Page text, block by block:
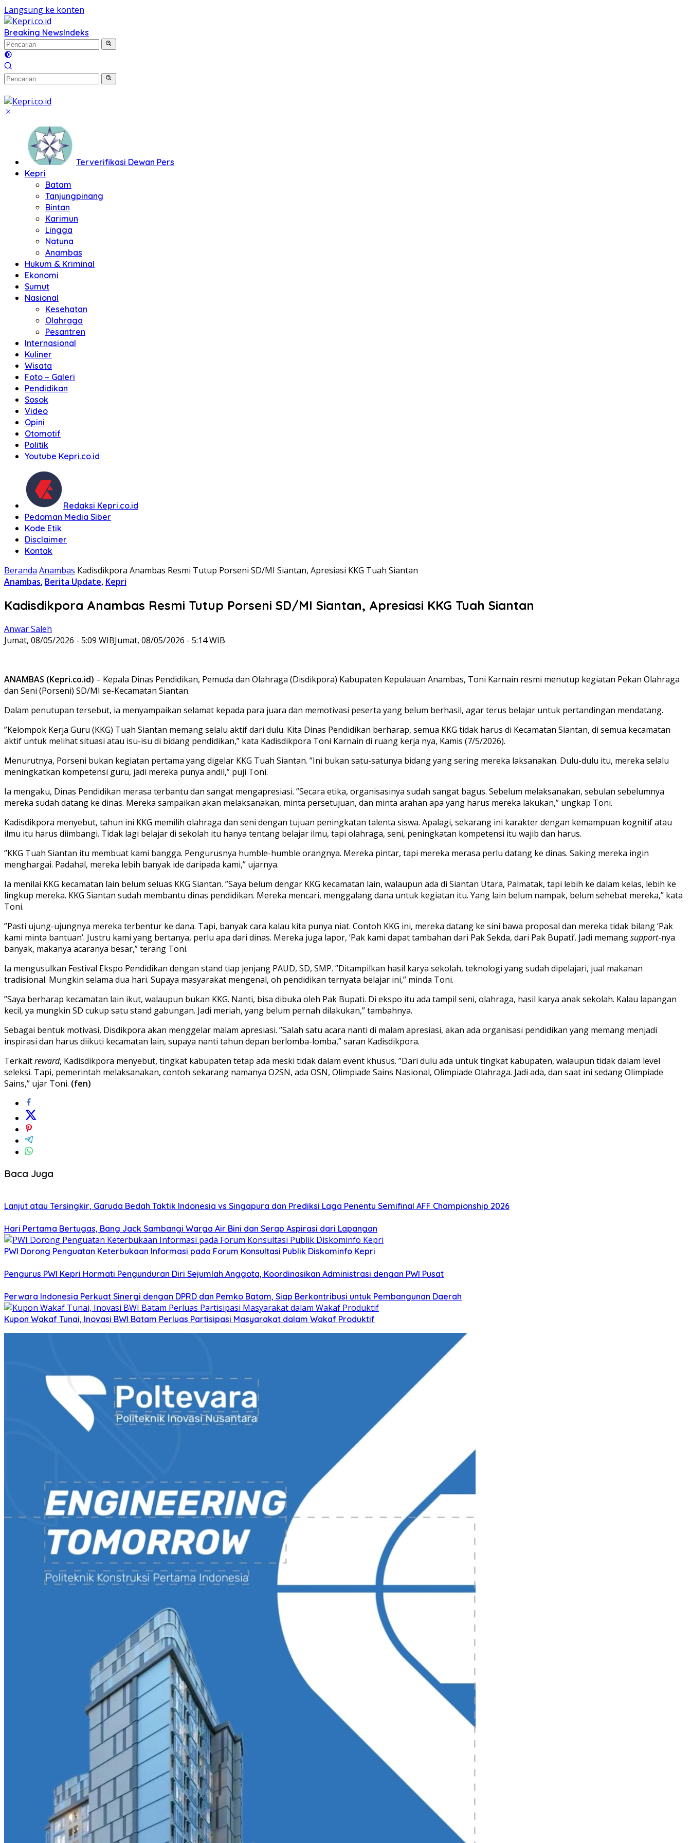
Langsung ke konten
Breaking NewsIndeks
Terverifikasi Dewan Pers
Kepri
Batam
Tanjungpinang
Bintan
Karimun
Lingga
Natuna
Anambas
Hukum & Kriminal
Ekonomi
Sumut
Nasional
Kesehatan
Olahraga
Pesantren
Internasional
Kuliner
Wisata
Foto – Galeri
Pendidikan
Sosok
Video
Opini
Otomotif
Politik
Youtube Kepri.co.id
Redaksi Kepri.co.id
Pedoman Media Siber
Kode Etik
Disclaimer
Kontak
Beranda Anambas Kadisdikpora Anambas Resmi Tutup Porseni SD/MI Siantan, Apresiasi KKG Tuah Siantan
Anambas, Berita Update, Kepri
Kadisdikpora Anambas Resmi Tutup Porseni SD/MI Siantan, Apresiasi KKG Tuah Siantan
Anwar Saleh
Jumat, 08/05/2026 - 5:09 WIBJumat, 08/05/2026 - 5:14 WIB
ANAMBAS (Kepri.co.id) – Kepala Dinas Pendidikan, Pemuda dan Olahraga (Disdikpora) Kabupaten Kepulauan Anambas, Toni Karnain resmi menutup kegiatan Pekan Olahraga
dan Seni (Porseni) SD/MI se-Kecamatan Siantan.
Dalam penutupan tersebut, ia menyampaikan selamat kepada para juara dan memotivasi peserta yang belum berhasil, agar terus belajar untuk pertandingan mendatang.
”Kelompok Kerja Guru (KKG) Tuah Siantan memang selalu aktif dari dulu. Kita Dinas Pendidikan berharap, semua KKG tidak harus di Kecamatan Siantan, di semua kecamatan
aktif untuk melihat situasi atau isu-isu di bidang pendidikan,” kata Kadisdikpora Toni Karnain di ruang kerja nya, Kamis (7/5/2026).
Menurutnya, Porseni bukan kegiatan pertama yang digelar KKG Tuah Siantan. ”Ini bukan satu-satunya bidang yang sering mereka laksanakan. Dulu-dulu itu, mereka selalu
meningkatkan kompetensi guru, jadi mereka punya andil,” puji Toni.
Ia mengaku, Dinas Pendidikan merasa terbantu dan sangat mengapresiasi. ”Secara etika, organisasinya sudah sangat bagus. Sebelum melaksanakan, sebulan sebelumnya
mereka sudah datang ke dinas. Mereka sampaikan akan melaksanakan, minta persetujuan, dan minta arahan apa yang harus mereka lakukan,” ungkap Toni.
Kadisdikpora menyebut, tahun ini KKG memilih olahraga dan seni dengan tujuan peningkatan talenta siswa. Apalagi, sekarang ini karakter dengan kemampuan kognitif atau
ilmu itu harus diimbangi. Tidak lagi belajar di sekolah itu hanya tentang belajar ilmu, tapi olahraga, seni, peningkatan kompetensi itu wajib dan harus.
”KKG Tuah Siantan itu membuat kami bangga. Pengurusnya humble-humble orangnya. Mereka pintar, tapi mereka merasa perlu datang ke dinas. Saking mereka ingin
menghargai. Padahal, mereka lebih banyak ide daripada kami,” ujarnya.
Ia menilai KKG kecamatan lain belum seluas KKG Siantan. ”Saya belum dengar KKG kecamatan lain, walaupun ada di Siantan Utara, Palmatak, tapi lebih ke dalam kelas, lebih ke
lingkup mereka. KKG Siantan sudah membantu dinas pendidikan. Mereka mencari, menggalang dana untuk kegiatan itu. Yang lain belum nampak, belum sehebat mereka,” kata
Toni.
”Pasti ujung-ujungnya mereka terbentur ke dana. Tapi, banyak cara kalau kita punya niat. Contoh KKG ini, mereka datang ke sini bawa proposal dan mereka tidak bilang ‘Pak
kami minta bantuan’. Justru kami yang bertanya, perlu apa dari dinas. Mereka juga lapor, ‘Pak kami dapat tambahan dari Pak Sekda, dari Pak Bupati’. Jadi memangsupport-nya
banyak, makanya acaranya besar,” terang Toni.
Ia mengusulkan Festival Ekspo Pendidikan dengan stand tiap jenjang PAUD, SD, SMP. ”Ditampilkan hasil karya sekolah, teknologi yang sudah dipelajari, jual makanan
tradisional. Mungkin selama dua hari. Supaya masyarakat mengenal, oh pendidikan ternyata belajar ini,” minda Toni.
”Saya berharap kecamatan lain ikut, walaupun bukan KKG. Nanti, bisa dibuka oleh Pak Bupati. Di ekspo itu ada tampil seni, olahraga, hasil karya anak sekolah. Kalau lapangan
kecil, ya mungkin SD cukup satu stand gabungan. Jadi meriah, yang belum pernah dilakukan,” tambahnya.
Sebagai bentuk motivasi, Disdikpora akan menggelar malam apresiasi. ”Salah satu acara nanti di malam apresiasi, akan ada organisasi pendidikan yang memang menjadi
inspirasi dan harus diikuti kecamatan lain, supaya nanti tahun depan berlomba-lomba,” saran Kadisdikpora.
Terkaitreward, Kadisdikpora menyebut, tingkat kabupaten tetap ada meski tidak dalam event khusus. ”Dari dulu ada untuk tingkat kabupaten, walaupun tidak dalam level
seleksi. Tapi, pemerintah melaksanakan, contoh sekarang namanya O2SN, ada OSN, Olimpiade Sains Nasional, Olimpiade Olahraga. Jadi ada, dan saat ini sedang Olimpiade
Sains,” ujar Toni. (fen)
Baca Juga
Lanjut atau Tersingkir, Garuda Bedah Taktik Indonesia vs Singapura dan Prediksi Laga Penentu Semifinal AFF Championship 2026
Hari Pertama Bertugas, Bang Jack Sambangi Warga Air Bini dan Serap Aspirasi dari Lapangan
PWI Dorong Penguatan Keterbukaan Informasi pada Forum Konsultasi Publik Diskominfo Kepri
Pengurus PWI Kepri Hormati Pengunduran Diri Sejumlah Anggota, Koordinasikan Administrasi dengan PWI Pusat
Perwara Indonesia Perkuat Sinergi dengan DPRD dan Pemko Batam, Siap Berkontribusi untuk Pembangunan Daerah
Kupon Wakaf Tunai, Inovasi BWI Batam Perluas Partisipasi Masyarakat dalam Wakaf Produktif